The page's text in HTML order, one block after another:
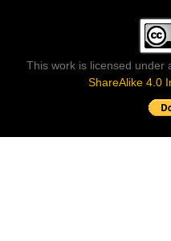
This work is licensed under
ShareAlike 4.0